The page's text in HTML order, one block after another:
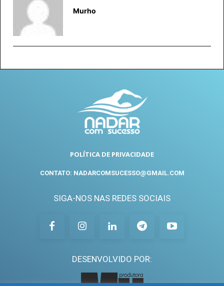
Murho
POLÍTICA DE PRIVACIDADE
CONTATO: NADARCOMSUCESSO@GMAIL.COM
SIGA-NOS NAS REDES SOCIAIS
DESENVOLVIDO POR: